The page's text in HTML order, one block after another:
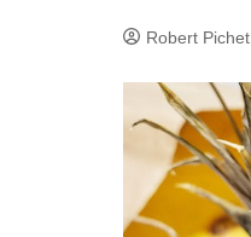
Robert Pichet